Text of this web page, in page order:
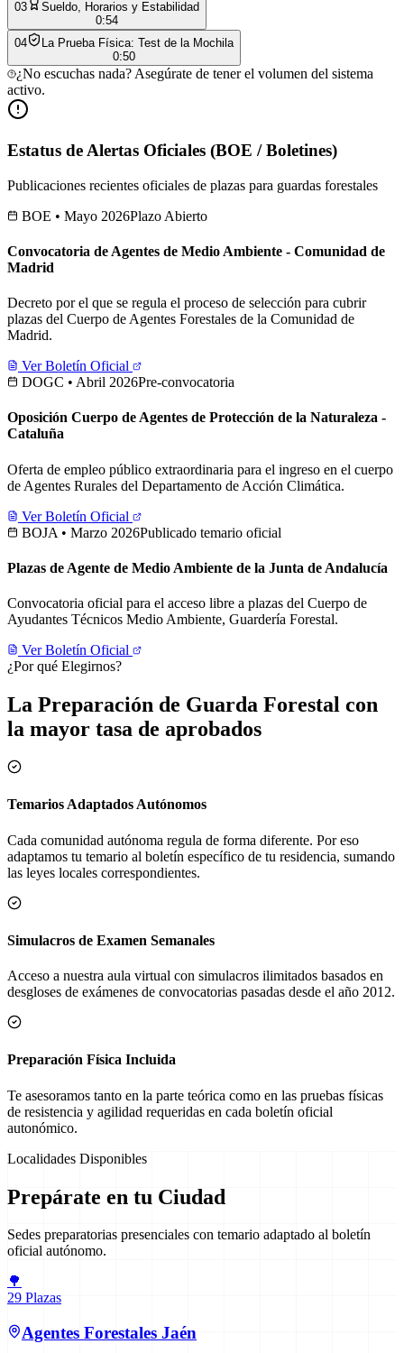
03
Sueldo, Horarios y Estabilidad
0:54
04
La Prueba Física: Test de la Mochila
0:50
¿No escuchas nada? Asegúrate de tener el volumen del sistema
activo.
Estatus de Alertas Oficiales (BOE / Boletines)
Publicaciones recientes oficiales de plazas para guardas forestales
BOE • Mayo 2026Plazo Abierto
Convocatoria de Agentes de Medio Ambiente - Comunidad de
Madrid
Decreto por el que se regula el proceso de selección para cubrir
plazas del Cuerpo de Agentes Forestales de la Comunidad de
Madrid.
Ver Boletín Oficial
DOGC • Abril 2026Pre-convocatoria
Oposición Cuerpo de Agentes de Protección de la Naturaleza -
Cataluña
Oferta de empleo público extraordinaria para el ingreso en el cuerpo
de Agentes Rurales del Departamento de Acción Climática.
Ver Boletín Oficial
BOJA • Marzo 2026Publicado temario oficial
Plazas de Agente de Medio Ambiente de la Junta de Andalucía
Convocatoria oficial para el acceso libre a plazas del Cuerpo de
Ayudantes Técnicos Medio Ambiente, Guardería Forestal.
Ver Boletín Oficial
¿Por qué Elegirnos?
La Preparación de Guarda Forestal con
la mayor tasa de aprobados
Temarios Adaptados Autónomos
Cada comunidad autónoma regula de forma diferente. Por eso
adaptamos tu temario al boletín específico de tu residencia, sumando
las leyes locales correspondientes.
Simulacros de Examen Semanales
Acceso a nuestra aula virtual con simulacros ilimitados basados en
desgloses de exámenes de convocatorias pasadas desde el año 2012.
Preparación Física Incluida
Te asesoramos tanto en la parte teórica como en las pruebas físicas
de resistencia y agilidad requeridas en cada boletín oficial
autonómico.
Localidades Disponibles
Prepárate en tu Ciudad
Sedes preparatorias presenciales con temario adaptado al boletín
oficial autónomo.
🌳
29 Plazas
Agentes Forestales Jaén